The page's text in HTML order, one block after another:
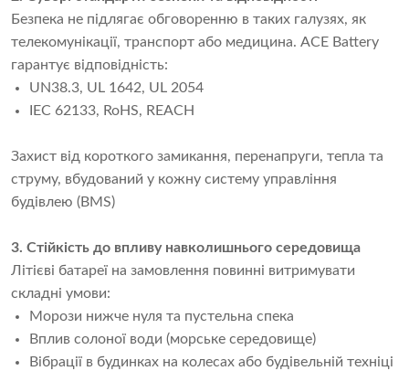
Безпека не підлягає обговоренню в таких галузях, як
телекомунікації, транспорт або медицина. ACE Battery
гарантує відповідність:
UN38.3, UL 1642, UL 2054
IEC 62133, RoHS, REACH
Захист від короткого замикання, перенапруги, тепла та
струму, вбудований у кожну систему управління
будівлею (BMS)
3. Стійкість до впливу навколишнього середовища
Літієві батареї на замовлення повинні витримувати
складні умови:
Морози нижче нуля та пустельна спека
Вплив солоної води (морське середовище)
Вібрації в будинках на колесах або будівельній техніці